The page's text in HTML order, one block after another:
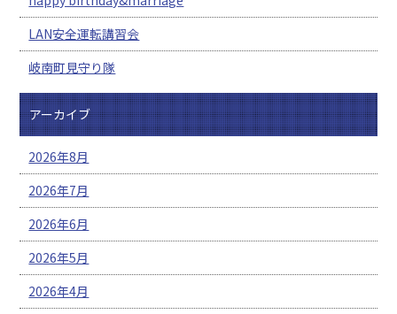
LAN安全運転講習会
岐南町見守り隊
アーカイブ
2026年8月
2026年7月
2026年6月
2026年5月
2026年4月